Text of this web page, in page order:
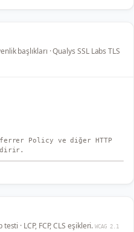
başlıkları · Qualys SSL Labs TLS
Policy ve diğer HTTP
· LCP, FCP, CLS eşikleri. WCAG 2.1